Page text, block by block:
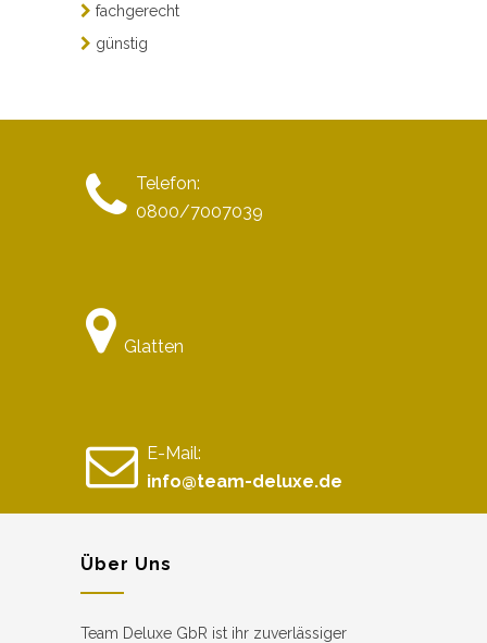
fachgerecht
günstig
Telefon:
0800/7007039
Glatten
E-Mail:
info@team-deluxe.de
Über Uns
Team Deluxe GbR ist ihr zuverlässiger